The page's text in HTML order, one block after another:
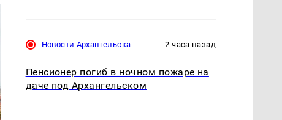
Новости Архангельска 2 часа назад
Пенсионер погиб в ночном пожаре на
даче под Архангельском